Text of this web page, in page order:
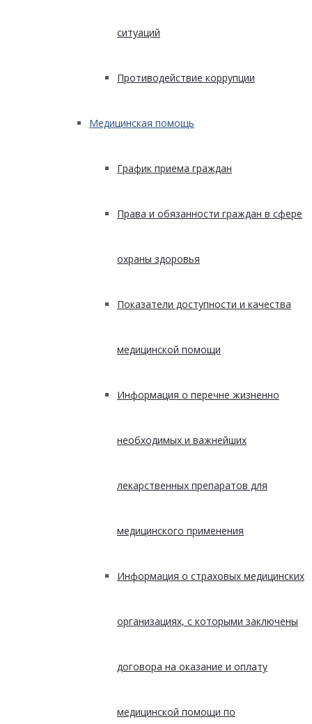
ситуаций
Противодействие коррупции
Медицинская помощь
График приема граждан
Права и обязанности граждан в сфере
охраны здоровья
Показатели доступности и качества
медицинской помощи
Информация о перечне жизненно
необходимых и важнейших
лекарственных препаратов для
медицинского применения
Информация о страховых медицинских
организациях, с которыми заключены
договора на оказание и оплату
медицинской помощи по